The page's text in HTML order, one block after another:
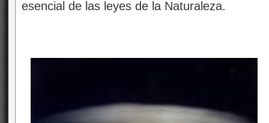
esencial de las leyes de la Naturaleza.